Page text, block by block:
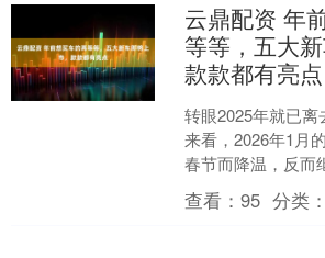
云鼎配资 年
等等，五大
款款都有亮点
转眼2025年就已
来看，2026年1月
春节而降温，反而
度，这也为想要在
带来了丰富的选....
查看：95 分类